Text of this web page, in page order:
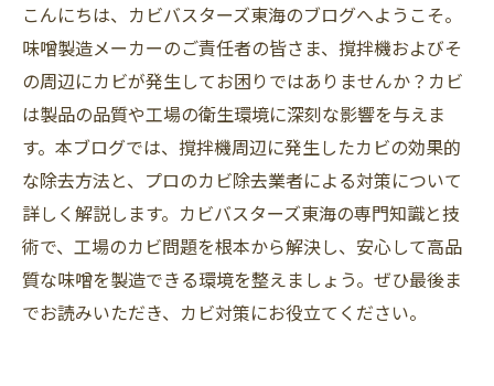
こんにちは、カビバスターズ東海のブログへようこそ。
味噌製造メーカーのご責任者の皆さま、撹拌機およびそ
の周辺にカビが発生してお困りではありませんか？カビ
は製品の品質や工場の衛生環境に深刻な影響を与えま
す。本ブログでは、撹拌機周辺に発生したカビの効果的
な除去方法と、プロのカビ除去業者による対策について
詳しく解説します。カビバスターズ東海の専門知識と技
術で、工場のカビ問題を根本から解決し、安心して高品
質な味噌を製造できる環境を整えましょう。ぜひ最後ま
でお読みいただき、カビ対策にお役立てください。